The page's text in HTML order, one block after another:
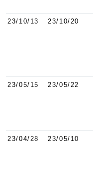
23/10/13 23/10/20
23/05/15 23/05/22
23/04/28 23/05/10